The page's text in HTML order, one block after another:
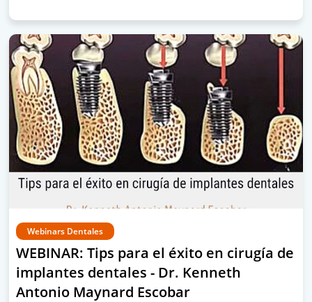
Webinars Dentales
WEBINAR: Tips para el éxito en cirugía de
implantes dentales - Dr. Kenneth
Antonio Maynard Escobar